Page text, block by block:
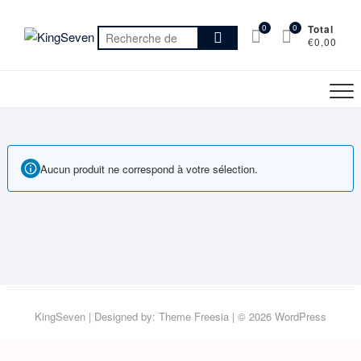
Recherche
pour :
0 Total
€0,00
0
Aucun produit ne correspond à votre sélection.
KingSeven| Designed by: Theme Freesia| © 2026 WordPress